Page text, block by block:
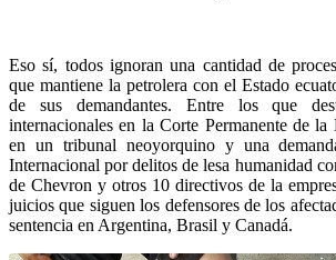
Eso sí, todos ignoran una cantidad de
que mantiene la petrolera con el Estado
de sus demandantes. Entre los que
internacionales en la Corte Permanente de
en un tribunal neoyorquino y una
Internacional por delitos de lesa humanidad
de Chevron y otros 10 directivos de la
juicios que siguen los defensores de los
sentencia en Argentina, Brasil y Canadá.